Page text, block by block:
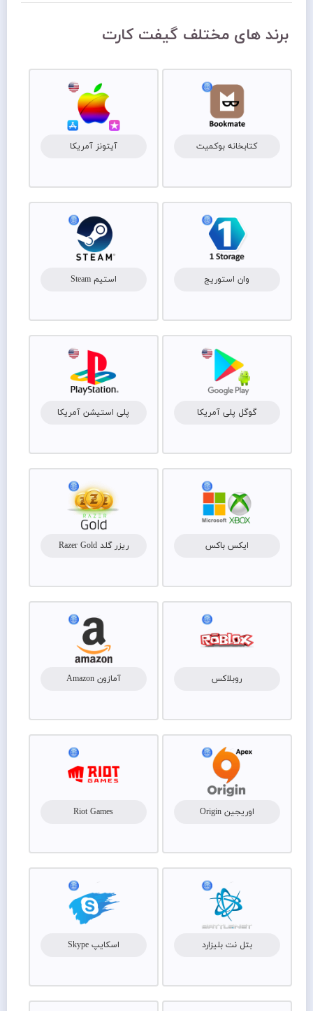
برند های مختلف گیفت کارت
کتابخانه بوکمیت آیتونز آمریکا
وان استوریج استیم Steam
گوگل پلی آمریکا پلی استیشن آمریکا
ایکس باکس ریزر گلد Razer Gold
روبلاکس آمازون Amazon
اوریجین Origin Riot Games
بتل نت بلیزارد اسکایپ Skype